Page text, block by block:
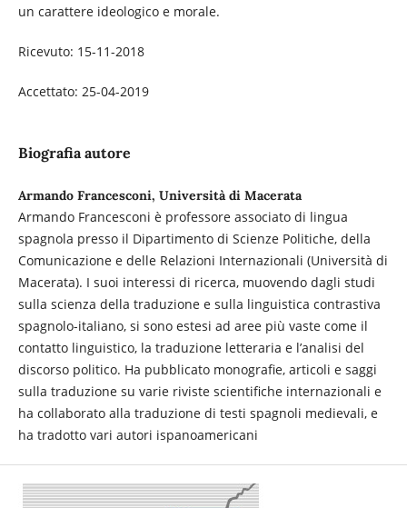
un carattere ideologico e morale.
Ricevuto: 15-11-2018
Accettato: 25-04-2019
Biografia autore
Armando Francesconi, Università di Macerata
Armando Francesconi è professore associato di lingua
spagnola presso il Dipartimento di Scienze Politiche, della
Comunicazione e delle Relazioni Internazionali (Università di
Macerata). I suoi interessi di ricerca, muovendo dagli studi
sulla scienza della traduzione e sulla linguistica contrastiva
spagnolo-italiano, si sono estesi ad aree più vaste come il
contatto linguistico, la traduzione letteraria e l’analisi del
discorso politico. Ha pubblicato monografie, articoli e saggi
sulla traduzione su varie riviste scientifiche internazionali e
ha collaborato alla traduzione di testi spagnoli medievali, e
ha tradotto vari autori ispanoamericani